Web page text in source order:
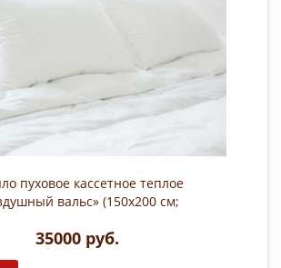
пуховое кассетное теплое
вальс» (150х200 см;
чехол: сатин, 100% хлопок)
35000 руб.